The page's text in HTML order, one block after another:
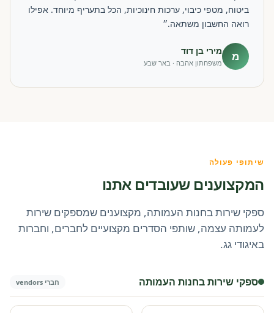
ביטוח, מטפי כיבוי, ערכות חינוכיות, הכל בתעריף מיוחד. אפילו
רואה החשבון משתאה.״
מ מירי בן דוד
משפחתון אהבה · באר שבע
שיתופי פעולה
המקצוענים שעובדים אתנו
ספקי שירות בחנות העמותה, מקצוענים שמספקים שירות
לעמותה עצמה, שותפי הסדרים מקצועיים לחברים, וחברות
באיגודי גג.
ספקי שירות בחנות העמותה חברי vendors